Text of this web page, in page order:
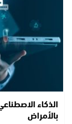
الذكاء
بالأمراض